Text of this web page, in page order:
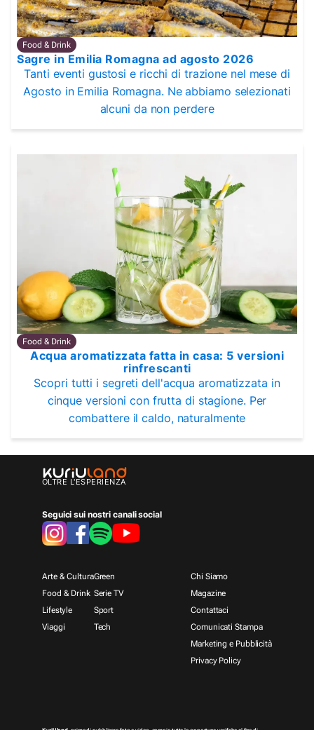
Food & Drink
Sagre in Emilia Romagna ad agosto 2026
Tanti eventi gustosi e ricchi di trazione nel mese di
Agosto in Emilia Romagna. Ne abbiamo selezionati
alcuni da non perdere
Food & Drink
Acqua aromatizzata fatta in casa: 5 versioni
rinfrescanti
Scopri tutti i segreti dell'acqua aromatizzata in
cinque versioni con frutta di stagione. Per
combattere il caldo, naturalmente
OLTRE L'ESPERIENZA
Seguici sui nostri canali social
Arte & Cultura
Food & Drink
Lifestyle
Viaggi
Green
Serie TV
Sport
Tech
Chi Siamo
Magazine
Contattaci
Comunicati Stampa
Marketing e Pubblicità
Privacy Policy